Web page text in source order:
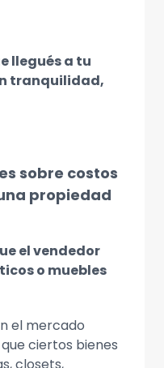
llegués a tu
tranquilidad,
sobre costos
propiedad
el vendedor
o muebles
el mercado
ciertos bienes